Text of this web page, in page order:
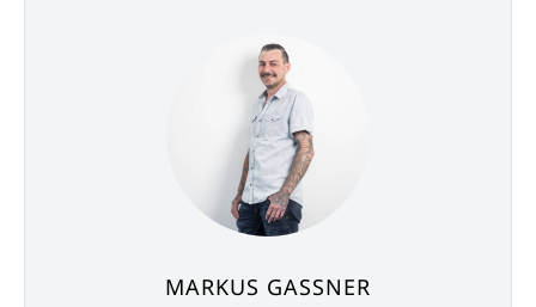
MARKUS GASSNER